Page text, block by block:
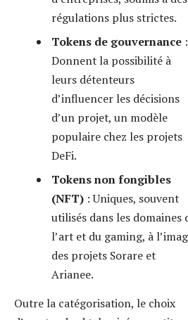
l’interopérabilité. Le standard ERC-
20 est la base pour la plupart des
tokens fongibles, tandis que l’ERC-
721 ou ERC-1155 encadrent la
création de NFT. Pour Binance
Smart Chain, les standards BEP-20
et BEP-721 sont similaires.
La conception doit également
intégrer un modèle économique
réfléchi. Voici quelques éléments à
ne pas négliger :
Offre totale et inflation
L’offre peut être fixe ou
certains tokens émis sur